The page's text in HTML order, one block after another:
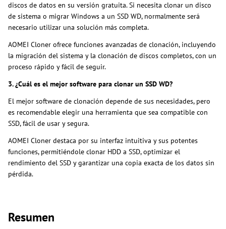
discos de datos en su versión gratuita. Si necesita clonar un disco
de sistema o migrar Windows a un SSD WD, normalmente será
necesario utilizar una solución más completa.
AOMEI Cloner ofrece funciones avanzadas de clonación, incluyendo
la migración del sistema y la clonación de discos completos, con un
proceso rápido y fácil de seguir.
3. ¿Cuál es el mejor software para clonar un SSD WD?
El mejor software de clonación depende de sus necesidades, pero
es recomendable elegir una herramienta que sea compatible con
SSD, fácil de usar y segura.
AOMEI Cloner destaca por su interfaz intuitiva y sus potentes
funciones, permitiéndole clonar HDD a SSD, optimizar el
rendimiento del SSD y garantizar una copia exacta de los datos sin
pérdida.
Resumen